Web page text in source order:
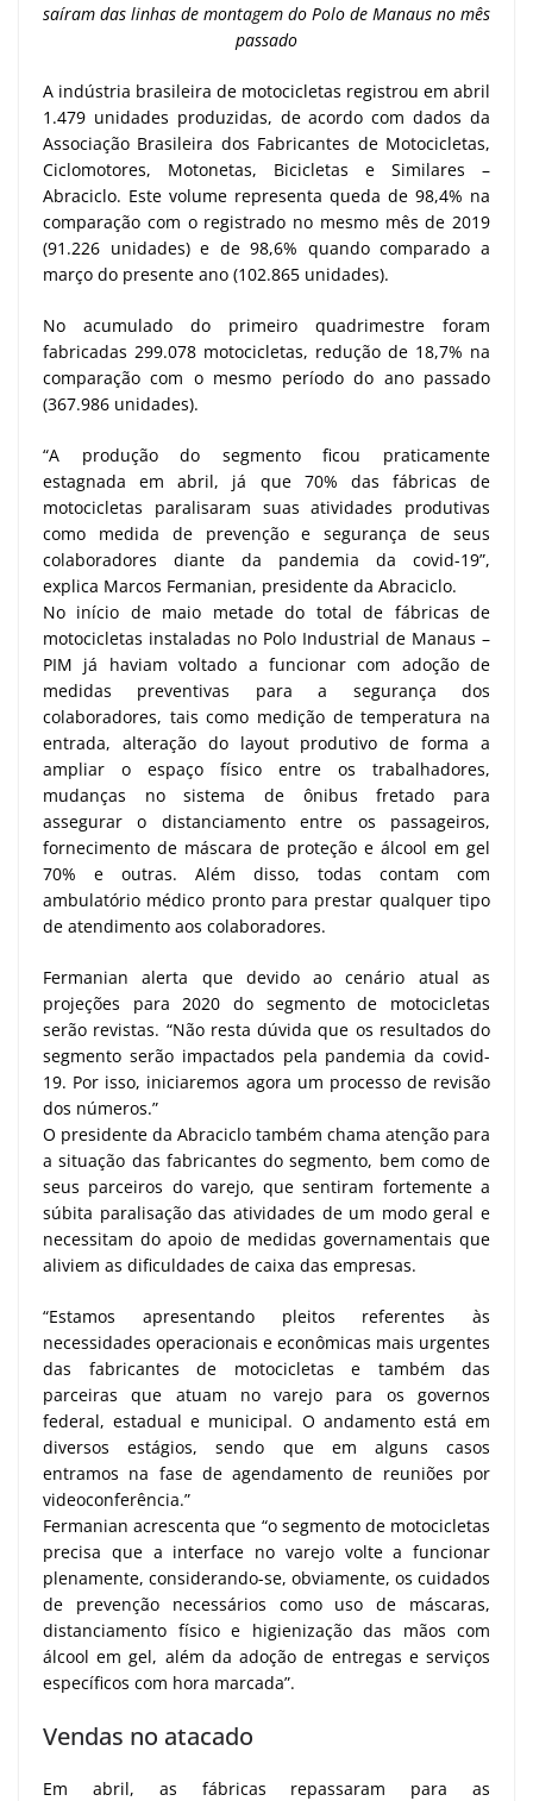
saíram das linhas de montagem do Polo de Manaus no mês
passado
A indústria brasileira de motocicletas registrou em abril
1.479 unidades produzidas, de acordo com dados da
Associação Brasileira dos Fabricantes de Motocicletas,
Ciclomotores, Motonetas, Bicicletas e Similares –
Abraciclo. Este volume representa queda de 98,4% na
comparação com o registrado no mesmo mês de 2019
(91.226 unidades) e de 98,6% quando comparado a
março do presente ano (102.865 unidades).
No acumulado do primeiro quadrimestre foram
fabricadas 299.078 motocicletas, redução de 18,7% na
comparação com o mesmo período do ano passado
(367.986 unidades).
“A produção do segmento ficou praticamente
estagnada em abril, já que 70% das fábricas de
motocicletas paralisaram suas atividades produtivas
como medida de prevenção e segurança de seus
colaboradores diante da pandemia da covid-19”,
explica Marcos Fermanian, presidente da Abraciclo.
No início de maio metade do total de fábricas de
motocicletas instaladas no Polo Industrial de Manaus –
PIM já haviam voltado a funcionar com adoção de
medidas preventivas para a segurança dos
colaboradores, tais como medição de temperatura na
entrada, alteração do layout produtivo de forma a
ampliar o espaço físico entre os trabalhadores,
mudanças no sistema de ônibus fretado para
assegurar o distanciamento entre os passageiros,
fornecimento de máscara de proteção e álcool em gel
70% e outras. Além disso, todas contam com
ambulatório médico pronto para prestar qualquer tipo
de atendimento aos colaboradores.
Fermanian alerta que devido ao cenário atual as
projeções para 2020 do segmento de motocicletas
serão revistas. “Não resta dúvida que os resultados do
segmento serão impactados pela pandemia da covid-
19. Por isso, iniciaremos agora um processo de revisão
dos números.”
O presidente da Abraciclo também chama atenção para
a situação das fabricantes do segmento, bem como de
seus parceiros do varejo, que sentiram fortemente a
súbita paralisação das atividades de um modo geral e
necessitam do apoio de medidas governamentais que
aliviem as dificuldades de caixa das empresas.
“Estamos apresentando pleitos referentes às
necessidades operacionais e econômicas mais urgentes
das fabricantes de motocicletas e também das
parceiras que atuam no varejo para os governos
federal, estadual e municipal. O andamento está em
diversos estágios, sendo que em alguns casos
entramos na fase de agendamento de reuniões por
videoconferência.”
Fermanian acrescenta que “o segmento de motocicletas
precisa que a interface no varejo volte a funcionar
plenamente, considerando-se, obviamente, os cuidados
de prevenção necessários como uso de máscaras,
distanciamento físico e higienização das mãos com
álcool em gel, além da adoção de entregas e serviços
específicos com hora marcada”.
Vendas no atacado
Em abril, as fábricas repassaram para as